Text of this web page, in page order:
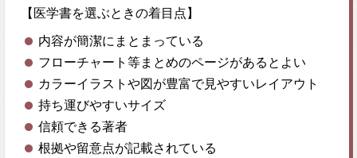
【医学書を選ぶときの着目点】
内容が簡潔にまとまっている
フローチャート等まとめのページがあるとよい
カラーイラストや図が豊富で見やすいレイアウト
持ち運びやすいサイズ
信頼できる著者
根拠や留意点が記載されている